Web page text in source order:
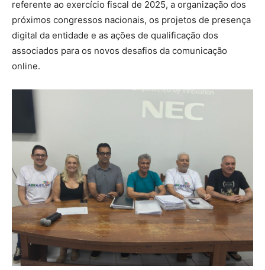
referente ao exercício fiscal de 2025, a organização dos
próximos congressos nacionais, os projetos de presença
digital da entidade e as ações de qualificação dos
associados para os novos desafios da comunicação
online.